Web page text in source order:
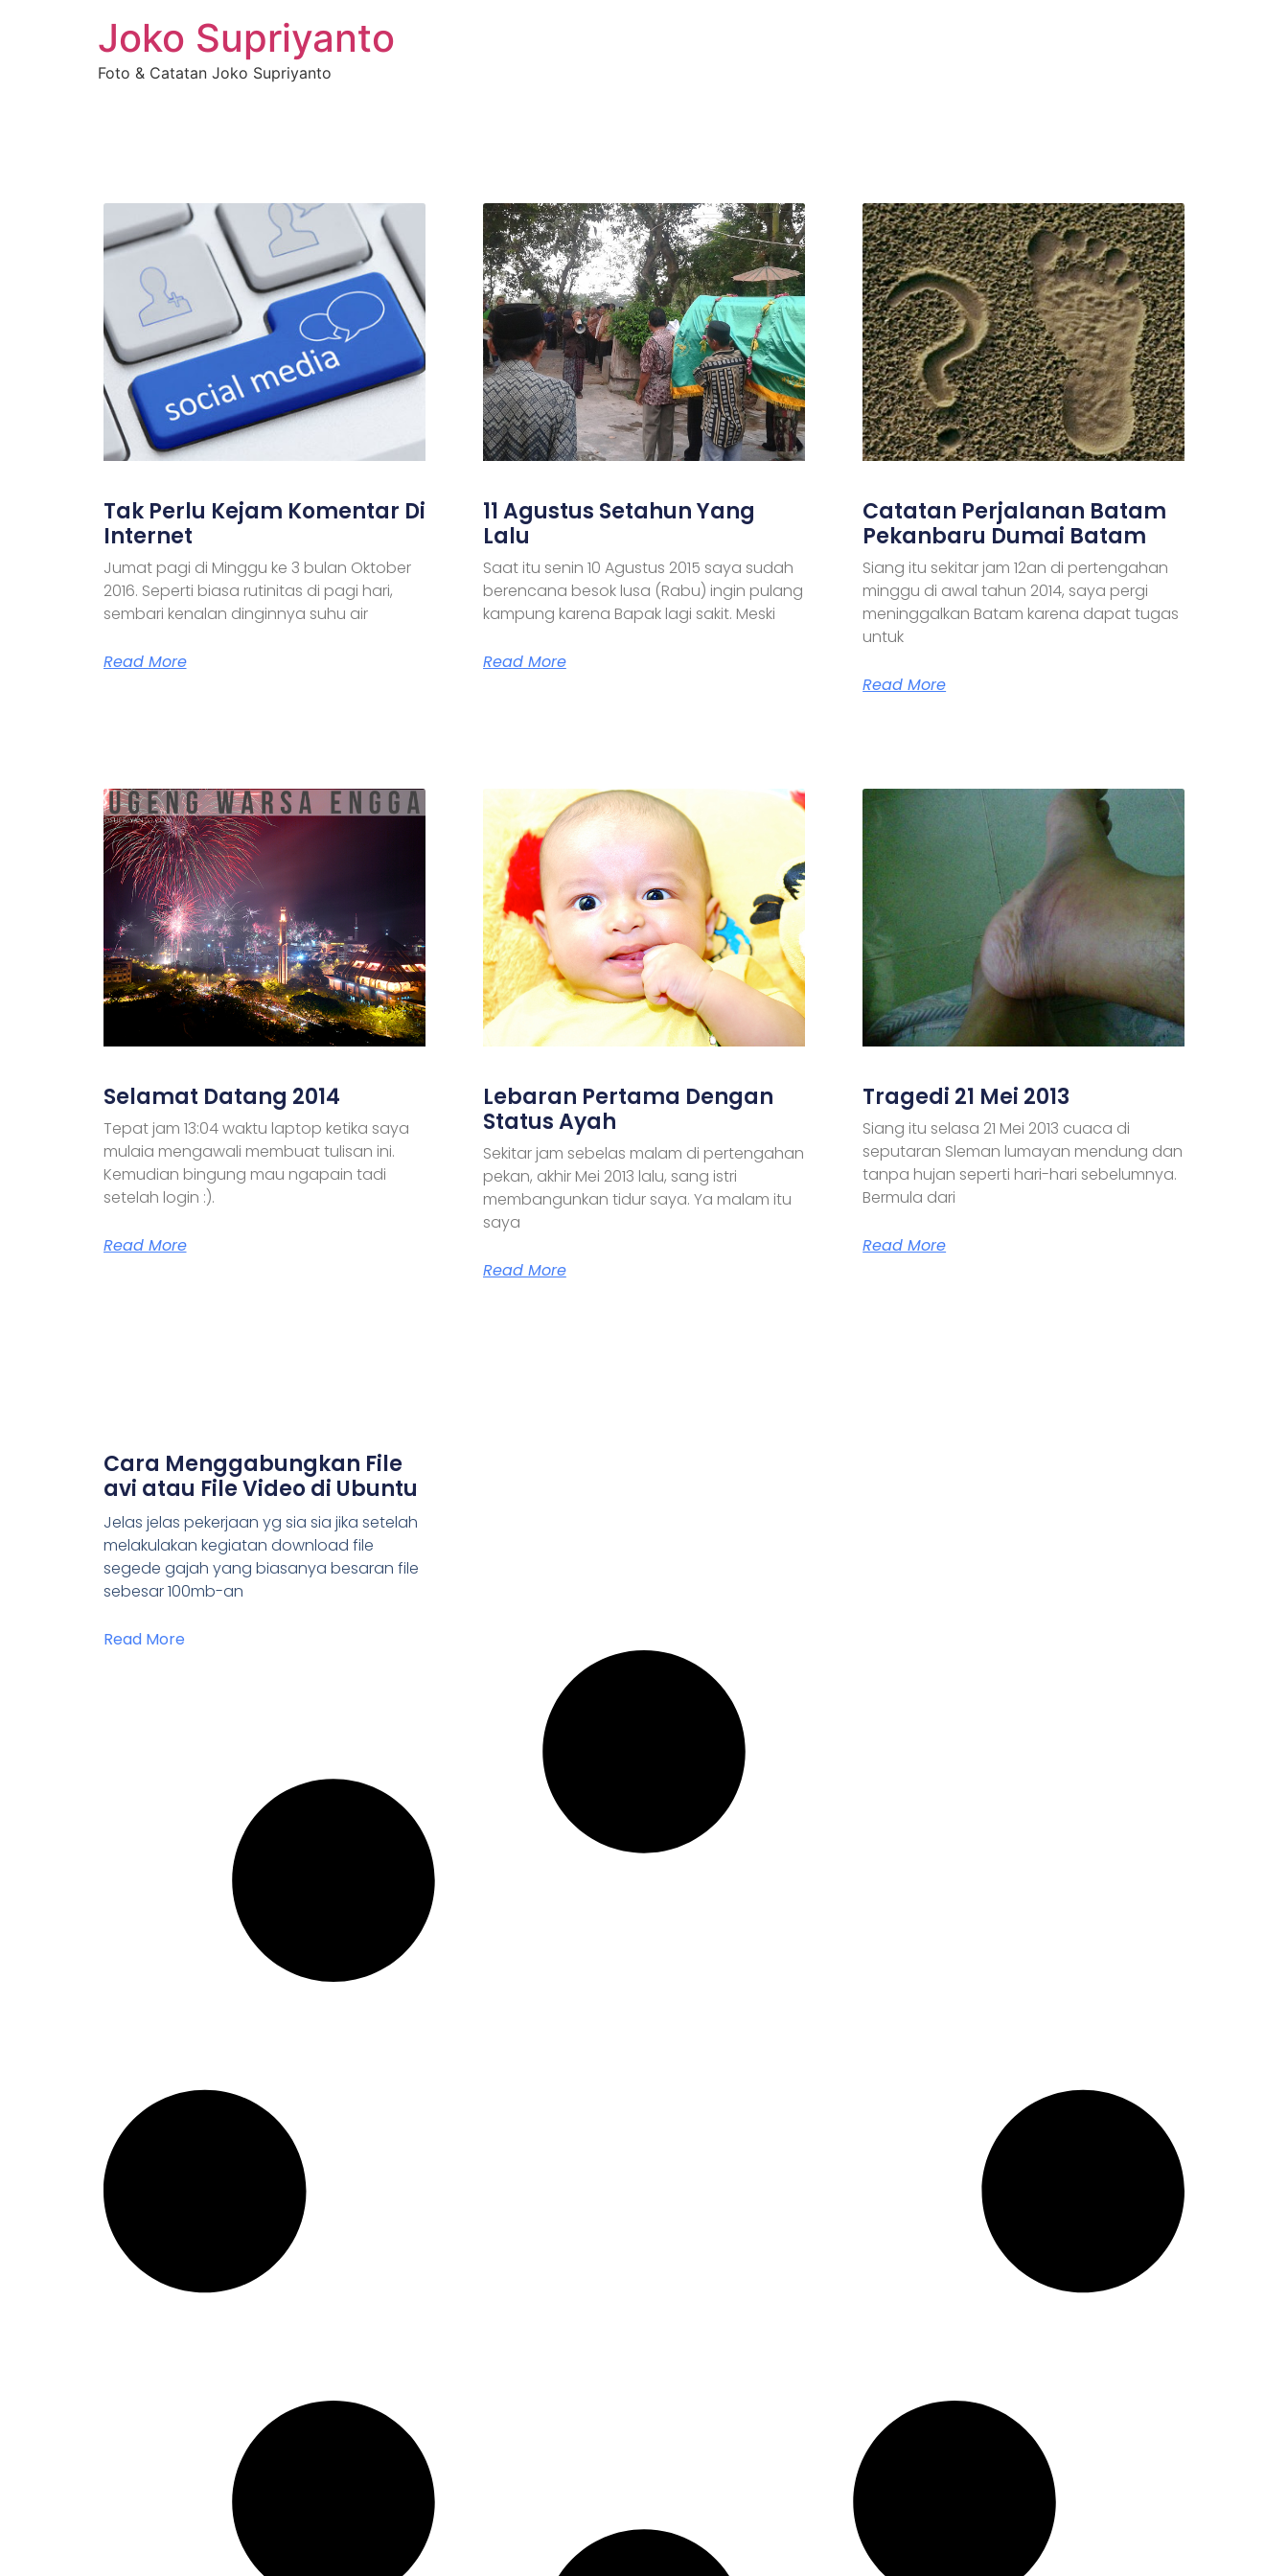
Joko Supriyanto
Foto & Catatan Joko Supriyanto
Tak Perlu Kejam Komentar Di
Internet
Jumat pagi di Minggu ke 3 bulan Oktober
2016. Seperti biasa rutinitas di pagi hari,
sembari kenalan dinginnya suhu air
Read More
11 Agustus Setahun Yang
Lalu
Saat itu senin 10 Agustus 2015 saya sudah
berencana besok lusa (Rabu) ingin pulang
kampung karena Bapak lagi sakit. Meski
Read More
Catatan Perjalanan Batam
Pekanbaru Dumai Batam
Siang itu sekitar jam 12an di pertengahan
minggu di awal tahun 2014, saya pergi
meninggalkan Batam karena dapat tugas
untuk
Read More
Selamat Datang 2014
Tepat jam 13:04 waktu laptop ketika saya
mulaia mengawali membuat tulisan ini.
Kemudian bingung mau ngapain tadi
setelah login :).
Read More
Lebaran Pertama Dengan
Status Ayah
Sekitar jam sebelas malam di pertengahan
pekan, akhir Mei 2013 lalu, sang istri
membangunkan tidur saya. Ya malam itu
saya
Read More
Tragedi 21 Mei 2013
Siang itu selasa 21 Mei 2013 cuaca di
seputaran Sleman lumayan mendung dan
tanpa hujan seperti hari-hari sebelumnya.
Bermula dari
Read More
Cara Menggabungkan File
avi atau File Video di Ubuntu
Jelas jelas pekerjaan yg sia sia jika setelah
melakulakan kegiatan download file
segede gajah yang biasanya besaran file
sebesar 100mb-an
Read More